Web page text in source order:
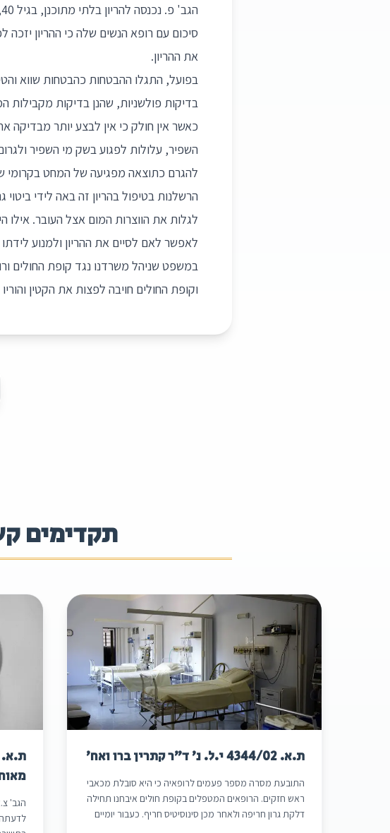
סיכום עם רופא הנשים שלה כי ההריון יזכה
את ההריון.
בפועל, התגלו ההבטחות כהבטחות שווא
בדיקות פולשניות, שהנן בדיקות מקבילות
כאשר אין חולק כי אין לבצע יותר
השפיר, עלולות לפגוע בשק מי השפיר
להגרם כתוצאה מפגיעה של המחט בקרומי
הרשלנות בטיפול בהריון זה באה לידי
לגלות את הווצרות המום אצל העובר. אילו
לאפשר לאם לסיים את ההריון ולמנוע
במשפט שניהל משרדנו נגד קופת החולים
וקופת החולים חויבה לפצות את הקטין והוריו
תקדימים
ת.א. 4344/02 י.ל. נ' ד"ר קתרין ברו ואח'
התובעת מסרה מספר פעמים לרופאיה כי היא סובלת מכאבי
ראש חזקים. הרופאים המטפלים בקופת חולים איבחנו תחילה
דלקת גרון חריפה ולאחר מכן סינוסיטיס חריף. כעבור יומיים
הגב'